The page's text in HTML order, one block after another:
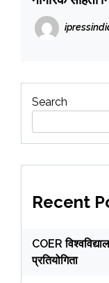
शुल्क ₹ 250 की छूट
2026 तक बढ़ाया
Search
Recent
COER
प्रतियोगिता